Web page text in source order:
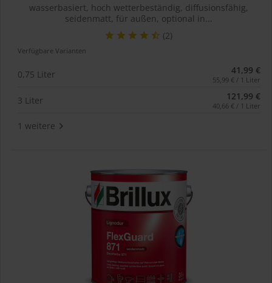
wasserbasiert, hoch wetterbeständig, diffusionsfähig,
seidenmatt, für außen, optional in...
(2)
Verfügbare Varianten
0,75 Liter 41,99 €
55,99 € / 1 Liter
3 Liter 121,99 €
40,66 € / 1 Liter
1 weitere